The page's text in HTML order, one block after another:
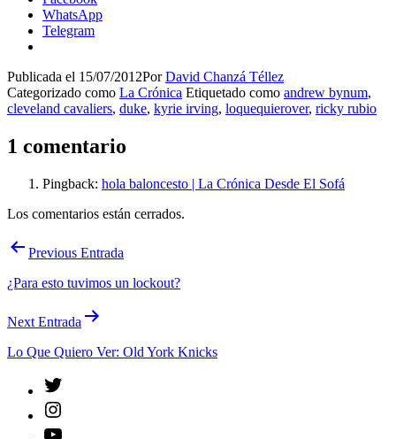
WhatsApp
Telegram
Publicada el 15/07/2012PorDavid Chanzá Téllez
Categorizado como La Crónica Etiquetado como andrew bynum,
cleveland cavaliers, duke, kyrie irving, loquequierover, ricky rubio
1 comentario
Pingback: hola baloncesto | La Crónica Desde El Sofá
Los comentarios están cerrados.
Navegación
entradas
Previous Entrada
¿Para esto tuvimos un lockout?
Next Entrada
Lo Que Quiero Ver: Old York Knicks